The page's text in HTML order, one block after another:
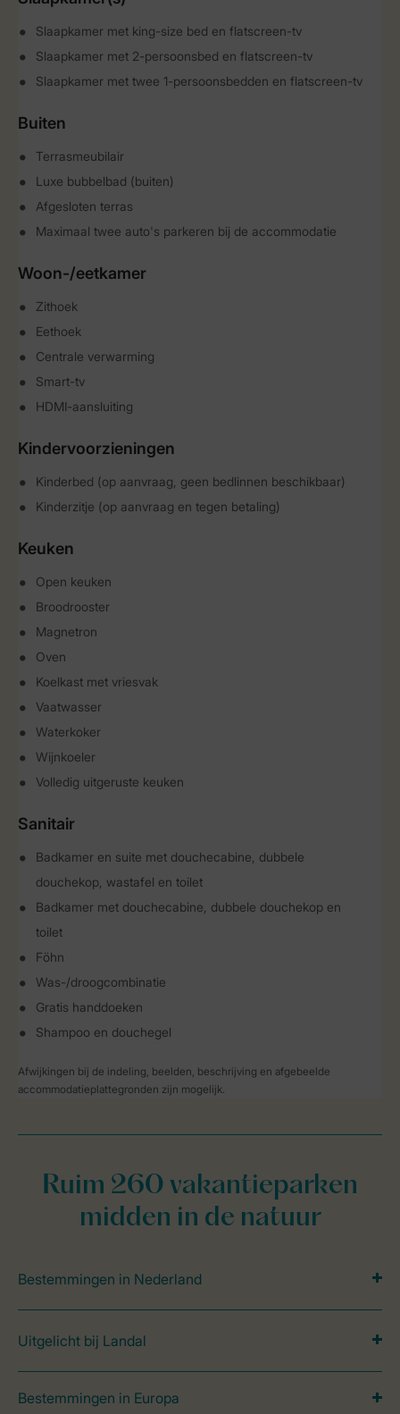
Slaapkamer met king-size bed en flatscreen-tv
Slaapkamer met 2-persoonsbed en flatscreen-tv
Slaapkamer met twee 1-persoonsbedden en flatscreen-tv
Buiten
Terrasmeubilair
Luxe bubbelbad (buiten)
Afgesloten terras
Maximaal twee auto's parkeren bij de accommodatie
Woon-/eetkamer
Zithoek
Eethoek
Centrale verwarming
Smart-tv
HDMI-aansluiting
Kindervoorzieningen
Kinderbed (op aanvraag, geen bedlinnen beschikbaar)
Kinderzitje (op aanvraag en tegen betaling)
Keuken
Open keuken
Broodrooster
Magnetron
Oven
Koelkast met vriesvak
Vaatwasser
Waterkoker
Wijnkoeler
Volledig uitgeruste keuken
Sanitair
Badkamer en suite met douchecabine, dubbele
douchekop, wastafel en toilet
Badkamer met douchecabine, dubbele douchekop en
toilet
Föhn
Was-/droogcombinatie
Gratis handdoeken
Shampoo en douchegel
Afwijkingen bij de indeling, beelden, beschrijving en afgebeelde
accommodatieplattegronden zijn mogelijk.
Ruim 260 vakantieparken
midden in de natuur
Bestemmingen in Nederland
Uitgelicht bij Landal
Bestemmingen in Europa